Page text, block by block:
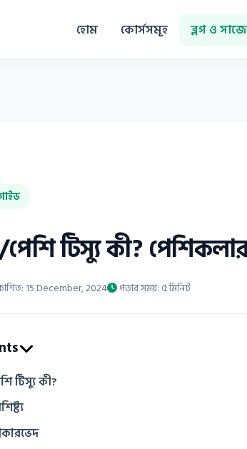
হোম কোর্সসমূহ ব্লগ ও
টিস্যু কী? পেশিকলার
15 December, 2024 পড়ার সময়: ৫ মিনিট
টিস্যু কী?